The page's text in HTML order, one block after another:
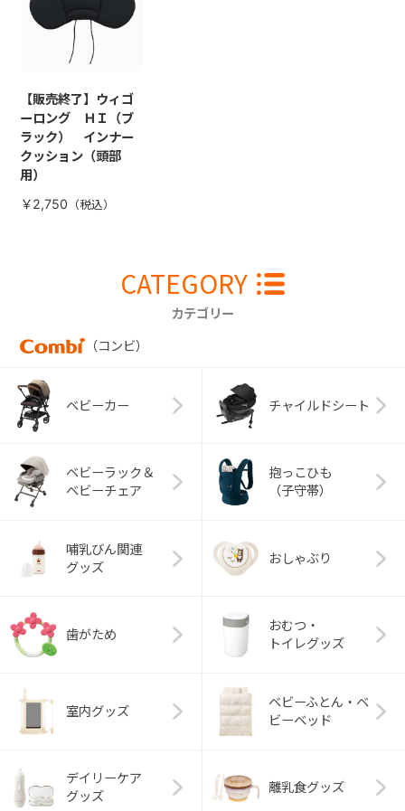
【販売終了】ウィゴ
ーロング ＨＩ（ブ
ラック） インナー
クッション（頭部
用）
￥2,750
CATEGORY
カテゴリー
（コンビ）
ベビーカー チャイルドシート
ベビーラック＆
ベビーチェア
抱っこひも
（子守帯）
哺乳びん関連
グッズ
おしゃぶり
歯がため
おむつ・
トイレグッズ
室内グッズ
ベビーふとん・ベ
ビーベッド
デイリーケア
グッズ
離乳食グッズ